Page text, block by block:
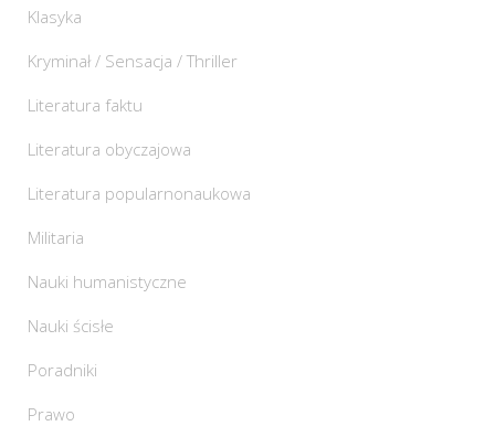
Klasyka
Kryminał / Sensacja / Thriller
Literatura faktu
Literatura obyczajowa
Literatura popularnonaukowa
Militaria
Nauki humanistyczne
Nauki ścisłe
Poradniki
Prawo